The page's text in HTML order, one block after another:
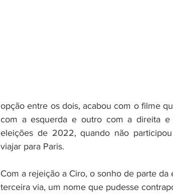
opção entre os dois, acabou com o filme
com a esquerda e outro com a direita
eleições de 2022, quando não
viajar para Paris.
Com a rejeição a Ciro, o sonho de parte
terceira via, um nome que pudesse